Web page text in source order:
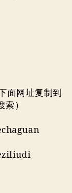
面网址复制到
）